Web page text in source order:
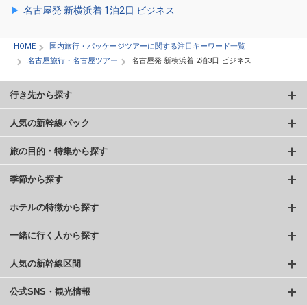
名古屋発 新横浜着 1泊2日 ビジネス
HOME
国内旅行・パッケージツアーに関する注目キーワード一覧
名古屋旅行・名古屋ツアー
名古屋発 新横浜着 2泊3日 ビジネス
行き先から探す
人気の新幹線パック
旅の目的・特集から探す
季節から探す
ホテルの特徴から探す
一緒に行く人から探す
人気の新幹線区間
公式SNS・観光情報